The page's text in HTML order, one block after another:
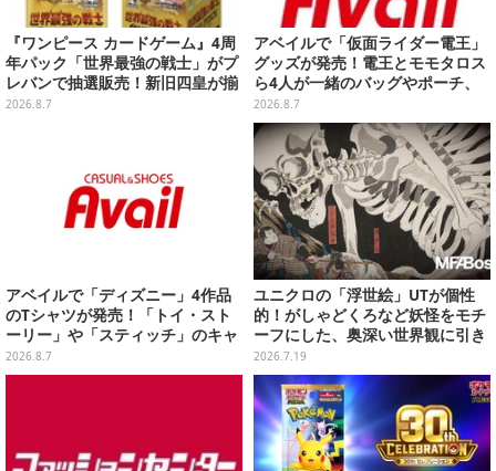
『ワンピース カードゲーム』4周
年パック「世界最強の戦士」がプ
レバンで抽選販売！新旧四皇が揃
い踏み、刃牙作者が描く「カイド
2026.8.7
アベイルで「仮面ライダー電王」
グッズが発売！電王とモモタロス
ら4人が一緒のバッグやポーチ、
収納ボックスも
2026.8.7
アベイルで「ディズニー」4作品
のTシャツが発売！「トイ・スト
ーリー」や「スティッチ」のキャ
ラを刺しゅうでデザイン
2026.8.7
ユニクロの「浮世絵」UTが個性
的！がしゃどくろなど妖怪をモチ
ーフにした、奥深い世界観に引き
込まれる
2026.7.19